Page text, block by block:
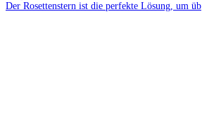
Der Rosettenstern ist die perfekte Lösung, um üb